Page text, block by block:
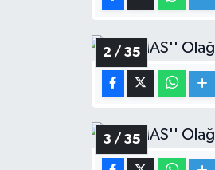
2 / 35
3 / 35